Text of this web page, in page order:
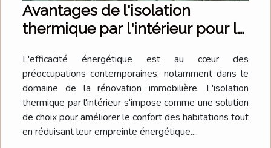
Avantages de l'isolation
thermique par l'intérieur pour la
L'efficacité énergétique est au cœur des
préoccupations contemporaines, notamment dans le
domaine de la rénovation immobilière. L'isolation
thermique par l'intérieur s'impose comme une solution
de choix pour améliorer le confort des habitations tout
en réduisant leur empreinte énergétique....